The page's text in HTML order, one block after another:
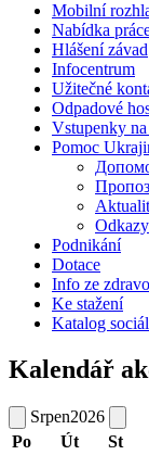
Mobilní
Nabídka
Hlášení závad
Infocentrum
Užitečné
Odpadové
Vstupenky
Pomoc
Odkazy
Podnikání
Dotace
Info ze
Ke stažení
Katalog
Kalendář
Srpen2026
Po
Út St